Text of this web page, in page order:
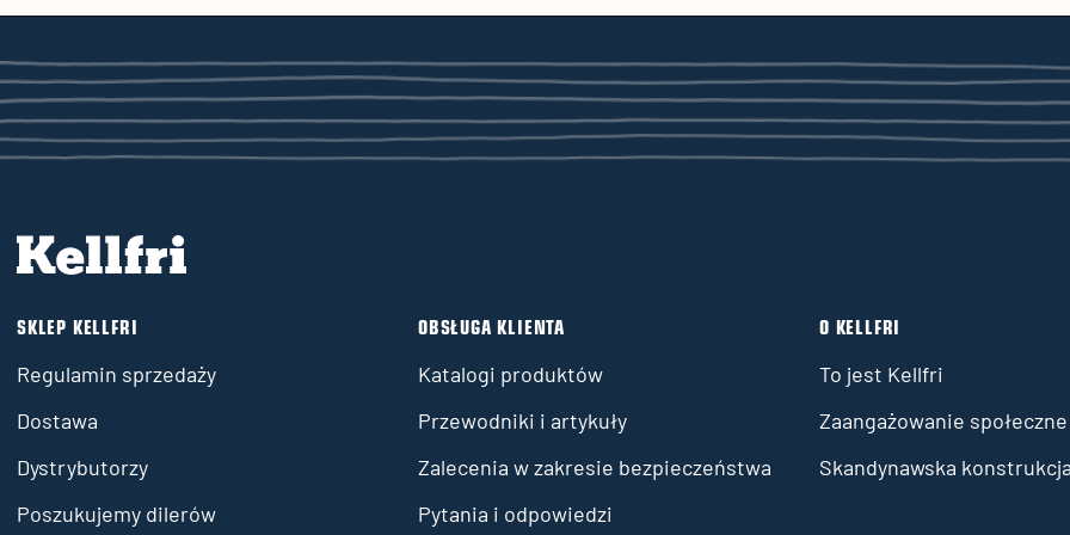
SKLEP KELLFRI
Regulamin sprzedaży
Dostawa
Dystrybutorzy
Poszukujemy dilerów
OBSŁUGA KLIENTA
Katalogi produktów
Przewodniki i artykuły
Zalecenia w zakresie bezpieczeństwa
Pytania i odpowiedzi
O KELLFRI
To jest Kellfri
Zaangażowanie społeczne
Skandynawska